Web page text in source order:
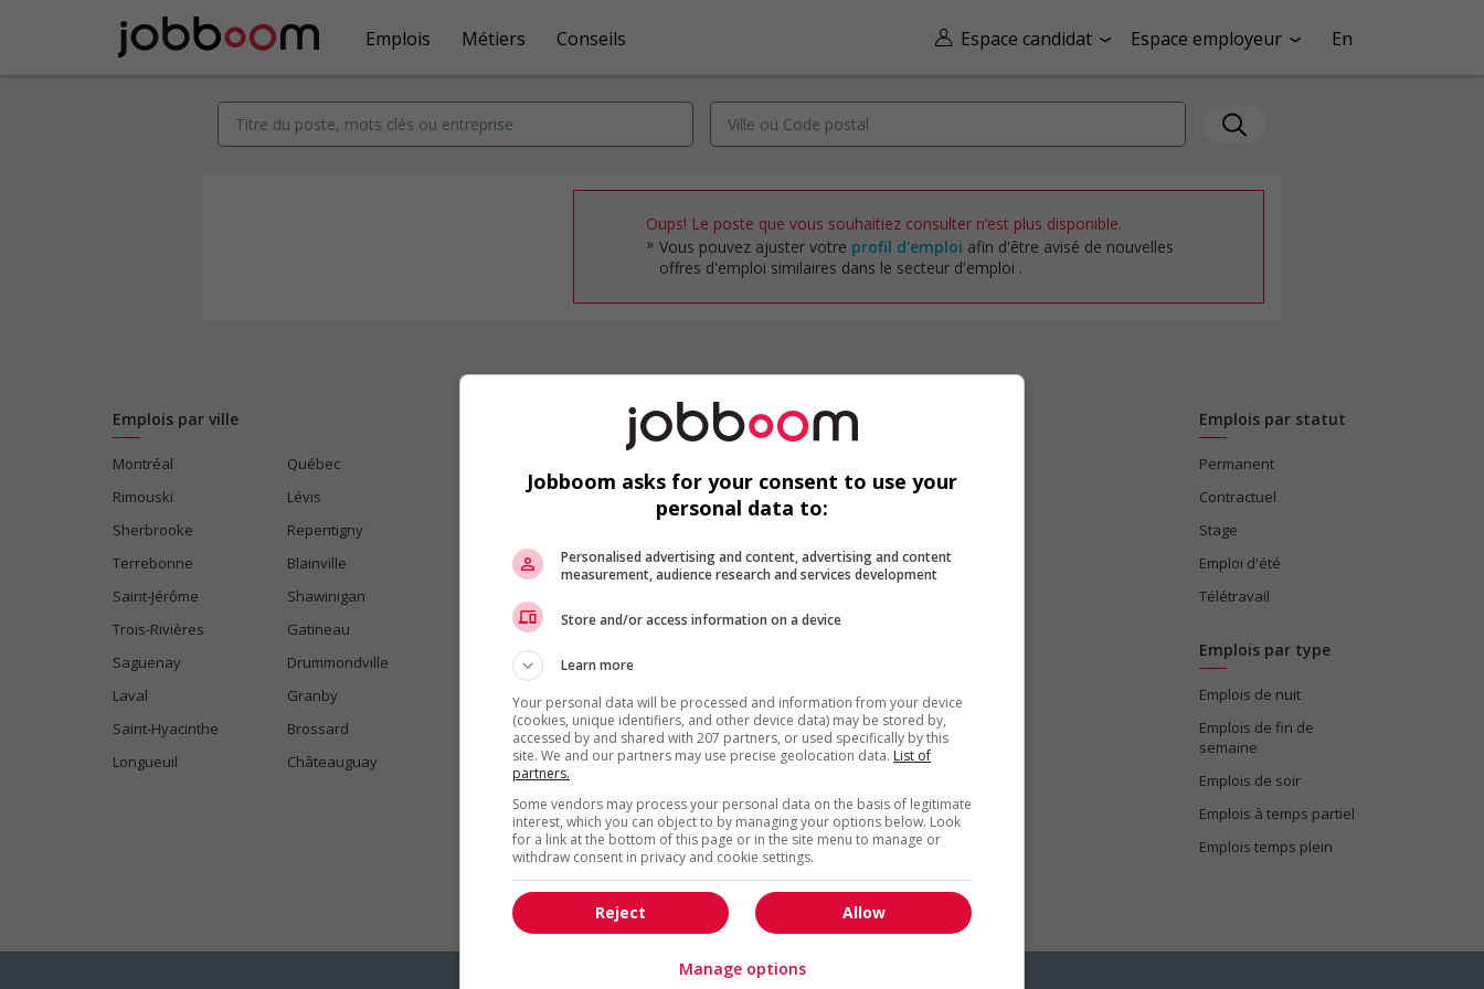
Espace candidat Espace employeur En
Emplois Métiers Conseils
Oups! Le poste que vous souhaitiez consulter n’est plus disponible.
Vous pouvez ajuster votre profil d'emploi afin d'être avisé de nouvelles
offres d'emploi similaires dans le secteur d'emploi .
Emplois par ville
Montréal
Québec
Rimouski
Lévis
Sherbrooke
Repentigny
Terrebonne
Blainville
Saint-Jérôme
Shawinigan
Trois-Rivières
Gatineau
Saguenay
Drummondville
Laval
Granby
Saint-Hyacinthe
Brossard
Longueuil
Châteauguay
Emplois par secteur
Cadres supérieurs
Commerce / Offres de services
diverses
Comptabilité / Assurance
Construction / Manutention
Droit
Ingénierie / Sciences
Marketing / Communication
Ressources humaines
Tourisme / Hôtellerie
Services sociaux
Technologies / médias numériques
Vente / Service à la clientèle
Emplois par statut
Permanent
Contractuel
Stage
Emploi d'été
Télétravail
Emplois par type
Emplois de nuit
Emplois de fin de
semaine
Emplois de soir
Emplois à temps partiel
Emplois temps plein
Jobboom asks for your consent to use your
personal data to:
Personalised advertising and content, advertising and content
measurement, audience research and services development
Store and/or access information on a device
Learn more
Your personal data will be processed and information from your device
(cookies, unique identifiers, and other device data) may be stored by,
accessed by and shared with 207 partners, or used specifically by this
site. We and our partners may use precise geolocation data. List of
partners.
Some vendors may process your personal data on the basis of legitimate
interest, which you can object to by managing your options below. Look
for a link at the bottom of this page or in the site menu to manage or
withdraw consent in privacy and cookie settings.
Allow
Reject
Manage options